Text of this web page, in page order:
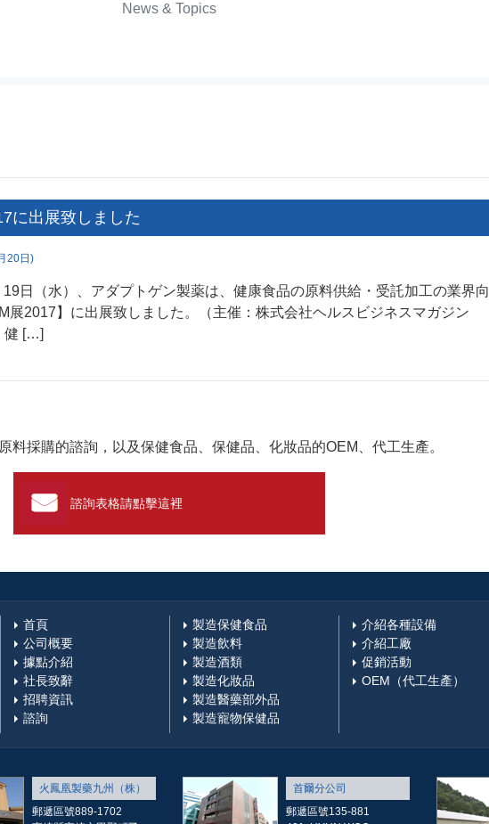
News & Topics
に出展致しました
20日)
日（水）、アダプトゲン製薬は、健康食品の原料供給・受託加工の業界向
展2017】に出展致しました。（主催：株式会社ヘルスビジネスマガジン
健 […]
料採購的諮詢，以及保健食品、保健品、化妝品的OEM、代工生產。
諮詢表格請點擊這裡
首頁
公司概要
據點介紹
社長致辭
招聘資訊
諮詢
製造保健食品
製造飲料
製造酒類
製造化妝品
製造醫藥部外品
製造寵物保健品
介紹各種設備
介紹工廠
促銷活動
OEM（代工生產）
火鳳凰製藥九州（株）
郵遞區號889-1702
首爾分公司
郵遞區號135-881